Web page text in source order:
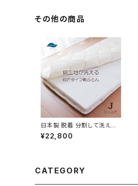
その他の商品
日本製 脱着 分割して洗える
敷き布団 ジュニア 85×185c
m ダクロン Bulky Fiberfill
¥22,800
CATEGORY